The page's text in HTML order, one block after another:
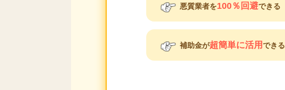
悪質業者を100％回避できる
補助金が超簡単に活用できる